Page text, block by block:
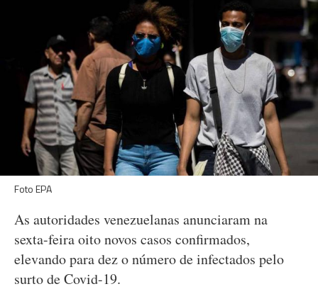
Foto EPA
As autoridades venezuelanas anunciaram na
sexta-feira oito novos casos confirmados,
elevando para dez o número de infectados pelo
surto de Covid-19.